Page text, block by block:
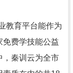
教育平台能作为
免费学技能公益
，秦训云为全市